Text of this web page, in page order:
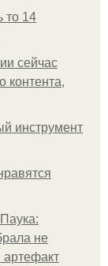
то 14
сейчас
контента,
инструмент
не
артефакт